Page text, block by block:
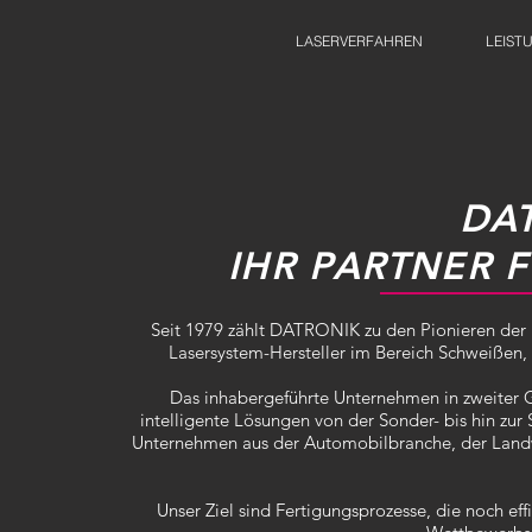
LASERVERFAHREN
IHR PARTNER
Seit 1979 zählt DATRONIK zu den Pionieren
Lasersystem-Hersteller im Bereich
Das inhabergeführte Unternehmen in
intelligente Lösungen von der Sonder- bis hin
Unternehmen aus der Automobilbranche, der
Unser Ziel sind Fertigungsprozesse, die noch